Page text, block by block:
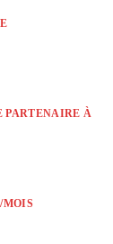
PARTENAIRE À
MOIS